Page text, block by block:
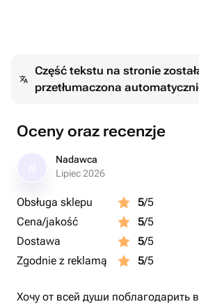
Część tekstu na stronie
przetłumaczona
Oceny oraz recenzje
Nadawca
Lipiec 2026
Obsługa sklepu 5/5
Cena/jakość
5/5
Dostawa
5/5
Zgodnie z reklamą
5/5
Хочу от всей души поблагодарить